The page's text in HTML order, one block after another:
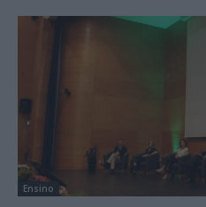
Ensino